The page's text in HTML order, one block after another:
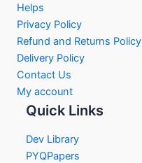
Helps
Privacy Policy
Refund and Returns Policy
Delivery Policy
Contact Us
My account
Quick Links
Dev Library
PYQPapers